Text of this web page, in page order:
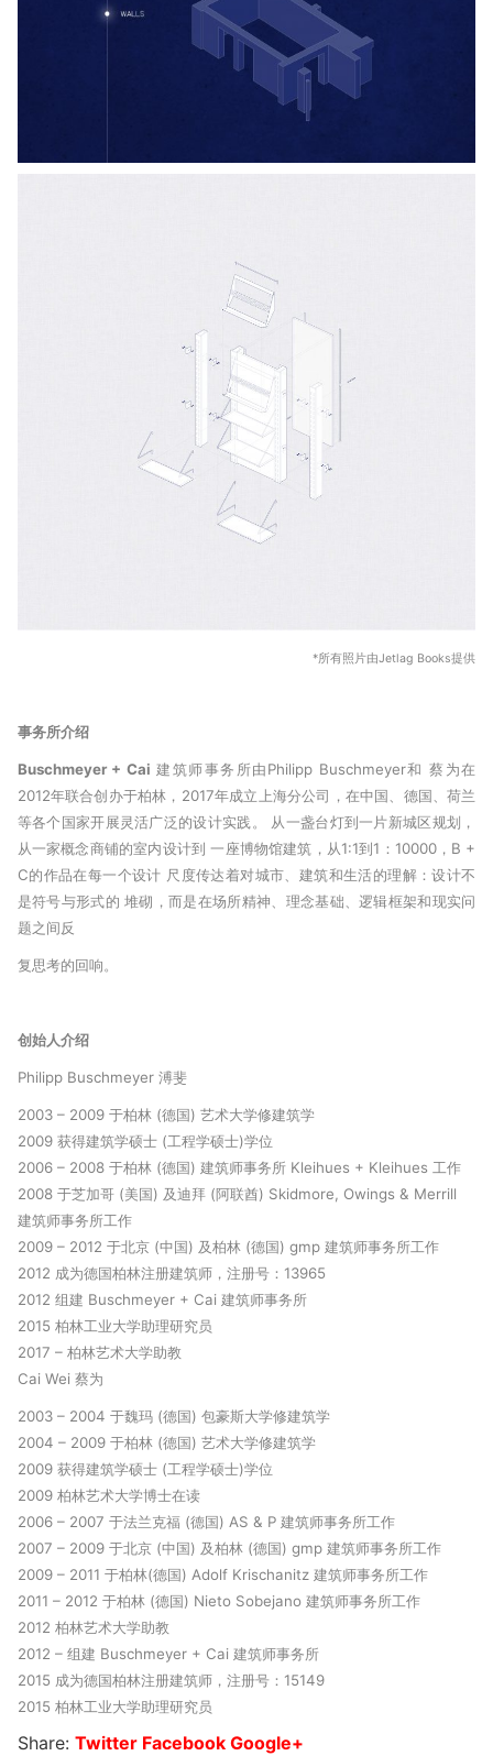
*所有照片由Jetlag Books提供
事务所介绍
Buschmeyer + Cai 建筑师事务所由Philipp Buschmeyer和 蔡为在
2012年联合创办于柏林，2017年成立上海分公司，在中国、德国、荷兰
等各个国家开展灵活广泛的设计实践。 从一盏台灯到一片新城区规划，
从一家概念商铺的室内设计到 一座博物馆建筑，从1:1到1：10000，B +
C的作品在每一个设计 尺度传达着对城市、建筑和生活的理解：设计不
是符号与形式的 堆砌，而是在场所精神、理念基础、逻辑框架和现实问
题之间反
复思考的回响。
创始人介绍
Philipp Buschmeyer 溥斐
2003 – 2009 于柏林 (德国) 艺术大学修建筑学
2009 获得建筑学硕士 (工程学硕士)学位
2006 – 2008 于柏林 (德国) 建筑师事务所 Kleihues + Kleihues 工作
2008 于芝加哥 (美国) 及迪拜 (阿联酋) Skidmore, Owings & Merrill
建筑师事务所工作
2009 – 2012 于北京 (中国) 及柏林 (德国) gmp 建筑师事务所工作
2012 成为德国柏林注册建筑师，注册号：13965
2012 组建 Buschmeyer + Cai 建筑师事务所
2015 柏林工业大学助理研究员
2017 – 柏林艺术大学助教
Cai Wei 蔡为
2003 – 2004 于魏玛 (德国) 包豪斯大学修建筑学
2004 – 2009 于柏林 (德国) 艺术大学修建筑学
2009 获得建筑学硕士 (工程学硕士)学位
2009 柏林艺术大学博士在读
2006 – 2007 于法兰克福 (德国) AS & P 建筑师事务所工作
2007 – 2009 于北京 (中国) 及柏林 (德国) gmp 建筑师事务所工作
2009 – 2011 于柏林(德国) Adolf Krischanitz 建筑师事务所工作
2011 – 2012 于柏林 (德国) Nieto Sobejano 建筑师事务所工作
2012 柏林艺术大学助教
2012 – 组建 Buschmeyer + Cai 建筑师事务所
2015 成为德国柏林注册建筑师，注册号：15149
2015 柏林工业大学助理研究员
Share: Twitter Facebook Google+